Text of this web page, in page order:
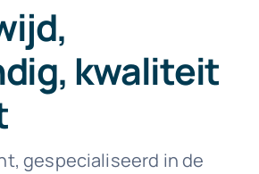
kwaliteit
gespecialiseerd in de